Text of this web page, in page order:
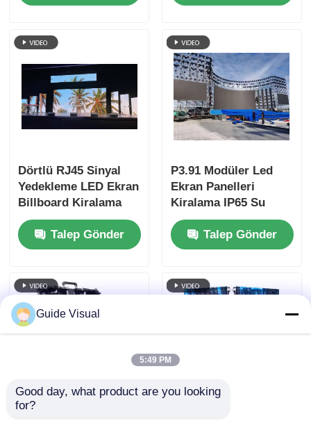
İçerideki LED Ekran
Etkinlikler için Sert
Dörtlü RJ45 Sinyal
Yedekleme LED Ekran
Billboard Kiralama
Özel
Talep Gönder
P3.91 Modüler Led
Ekran Panelleri
Kiralama IP65 Su
Geçirmez OEM
Talep Gönder
Guide Visual
5:49 PM
Good day, what product are you looking
for?